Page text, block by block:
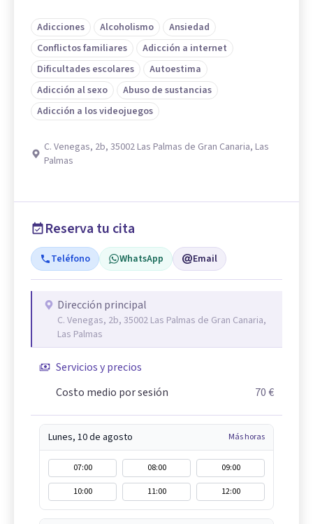
Adicciones Alcoholismo
Ansiedad
Conflictos familiares
Adicción a internet
Dificultades escolares
Autoestima
Adicción al sexo
Abuso de sustancias
Adicción a los videojuegos
C. Venegas, 2b, 35002 Las Palmas de Gran Canaria, Las
Palmas
Reserva tu cita
Teléfono WhatsApp Email
Dirección principal
C. Venegas, 2b, 35002 Las Palmas de Gran Canaria,
Las Palmas
Servicios y precios
Costo medio por sesión
70 €
Lunes, 10 de agosto Más horas
07:00 08:00
09:00
10:00
11:00 12:00